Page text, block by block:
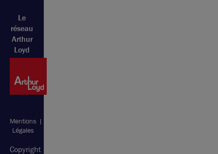
Le
réseau
Arthur
Loyd
Mentions
Légales
Copyright